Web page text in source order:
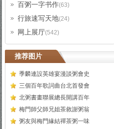
百粥一字书作(63)
行旅速写天地(24)
网上展厅(542)
推荐图片
季麟連設英雄宴漫談粥會史
三個百年歌詞曲台北首發會
北粥書畫聯展總長開講百年
梅門師父師兄姐茶敘謝粥翁
粥友與梅門緣結禪茶粥一味